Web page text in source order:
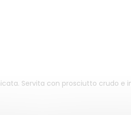
Servita con prosciutto crudo e